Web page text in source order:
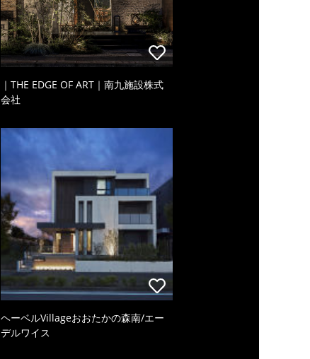
｜THE EDGE OF ART｜南九施設株式
会社
ヘーベルVillageおおたかの森南/エー
デルワイス